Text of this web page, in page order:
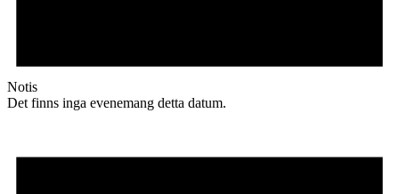
Notis
Det finns inga evenemang detta datum.